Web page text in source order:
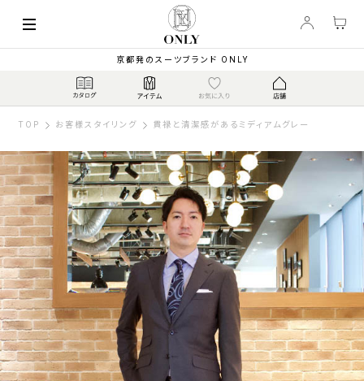
京都発のスーツブランド ONLY
TOP お客様スタイリング 貫禄と清潔感があるミディアムグレー